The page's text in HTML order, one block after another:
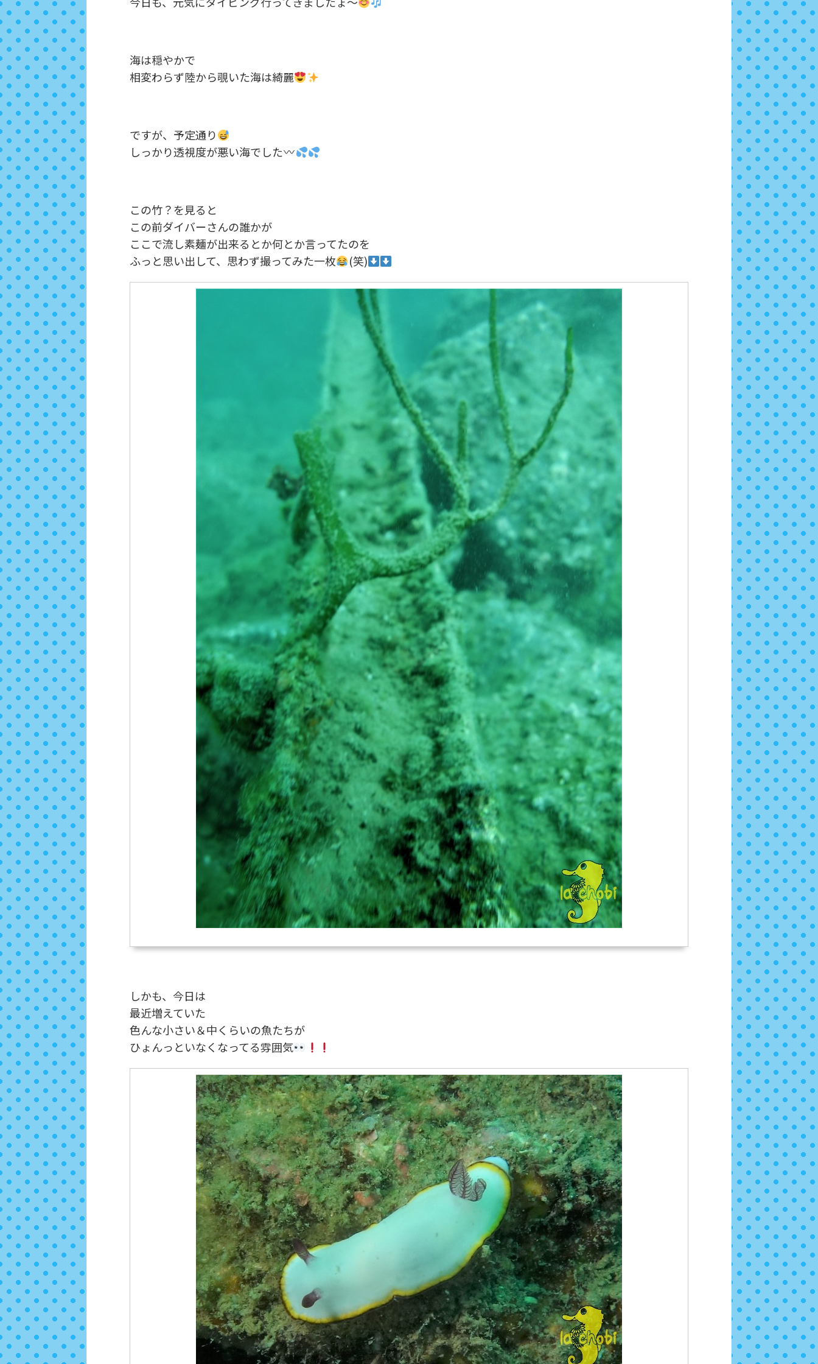
海は穏やかで
相変わらず陸から覗いた海は綺麗
ですが、予定通り
しっかり透視度が悪い海でした
この竹？を見ると
この前ダイバーさんの誰かが
ここで流し素麺が出来るとか何とか言ってたのを
ふっと思い出して、思わず撮ってみた一枚
(笑)
しかも、今日は
最近増えていた
色んな小さい＆中くらいの魚たちが
ひょんっといなくなってる雰囲気